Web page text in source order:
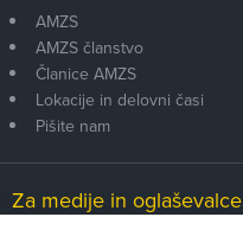
AMZS
AMZS članstvo
Članice AMZS
Lokacije in delovni časi
Pišite nam
Za medije in oglaševalce